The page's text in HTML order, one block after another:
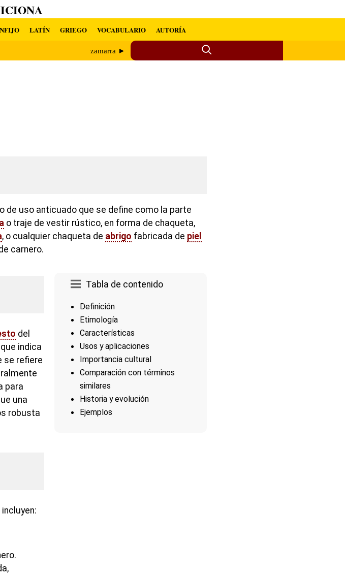
LATÍN GRIEGO VOCABULARIO AUTORÍA
zamarra ►
de uso anticuado que se define como la parte
o traje de vestir rústico, en forma de chaqueta,
, o cualquier chaqueta de abrigo fabricada de piel
carnero.
Tabla de contenido
Definición
Etimología
Características
Usos y aplicaciones
Importancia cultural
Comparación con términos
similares
Historia y evolución
Ejemplos
del
indica
se refiere
para
una
robusta